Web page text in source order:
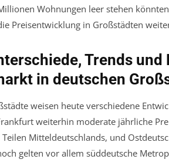
Wohnungen leer stehen
Preisentwicklung in Großstädten
Trends
in deutschen
weisen heute verschiedene
weiterhin moderate jährliche
Mitteldeutschlands, und
gelten vor allem süddeutsche